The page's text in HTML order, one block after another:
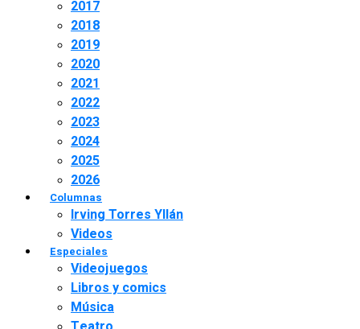
2017
2018
2019
2020
2021
2022
2023
2024
2025
2026
Columnas
Irving Torres Yllán
Videos
Especiales
Videojuegos
Libros y comics
Música